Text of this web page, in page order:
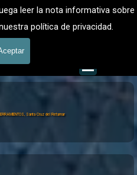
leer la nota informativa sobre
política de privacidad.
- VALLADO DE FINCAS
fincas
Hércules
178
Santa Cruz del Retamar